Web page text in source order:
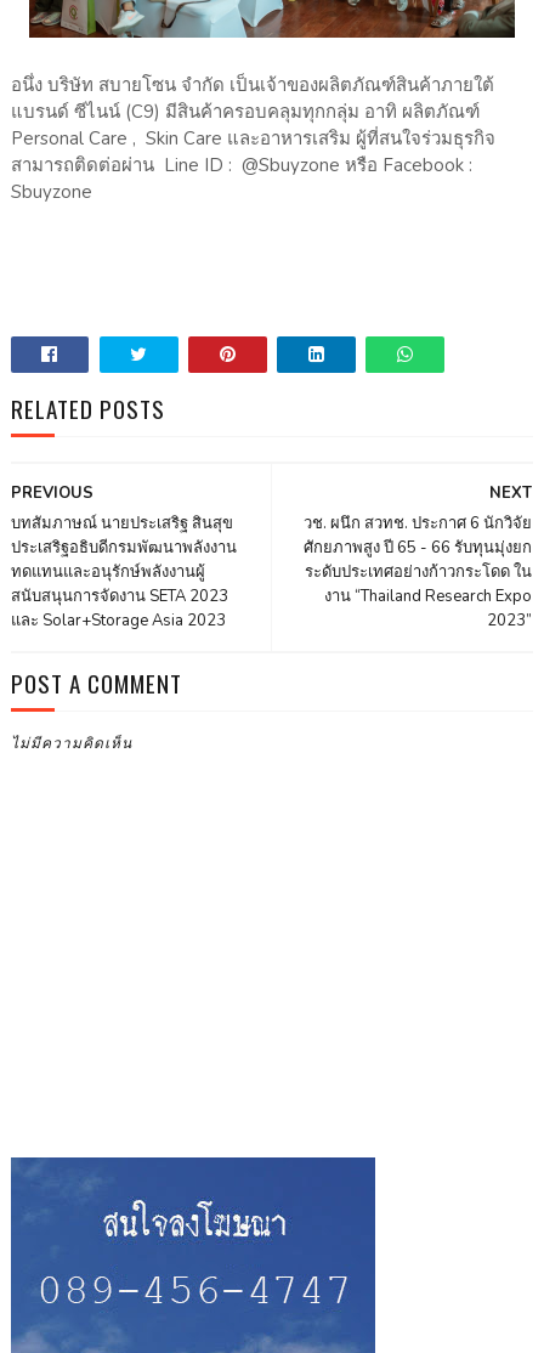
อนึ่ง บริษัท สบายโซน จำกัด เป็นเจ้าของผลิตภัณฑ์สินค้าภายใต้
แบรนด์ ซีไนน์ (C9) มีสินค้าครอบคลุมทุกกลุ่ม อาทิ ผลิตภัณฑ์
Personal Care , Skin Care และอาหารเสริม ผู้ที่สนใจร่วมธุรกิจ
สามารถติดต่อผ่าน Line ID : @Sbuyzone หรือ Facebook :
Sbuyzone
RELATED POSTS
NEXT
วช. ผนึก สวทช. ประกาศ 6 นักวิจัย
ศักยภาพสูง ปี 65 - 66 รับทุนมุ่งยก
ระดับประเทศอย่างก้าวกระโดด ใน
งาน “Thailand Research Expo
2023”
PREVIOUS
บทสัมภาษณ์ นายประเสริฐ สินสุข
ประเสริฐอธิบดีกรมพัฒนาพลังงาน
ทดแทนและอนุรักษ์พลังงานผู้
สนับสนุนการจัดงาน SETA 2023
และ Solar+Storage Asia 2023
POST A COMMENT
ไม่มีความคิดเห็น